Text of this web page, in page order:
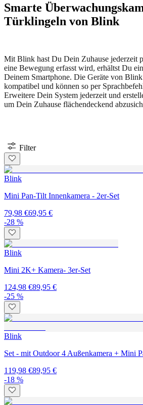
Smarte
Türklingeln von Blink
Mit Blink hast Du Dein Zuhause jederzeit
eine Bewegung erfasst wird, erhältst Du
Deinem Smartphone. Die Geräte von
kompatibel und können so per
Erweitere Dein System jederzeit und
um Dein Zuhause flächendeckend
Filter
Blink
Mini Pan-Tilt Innenkamera - 2er-Set
79,98 €69,95 €
-28 %
Blink
Mini 2K+ Kamera- 3er-Set
124,98 €89,95 €
-25 %
Blink
Set - mit Outdoor 4 Außenkamera + Mini
119,98 €89,95 €
-18 %